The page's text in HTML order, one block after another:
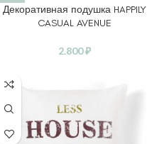
Декоративная подушка HAPPILY
CASUAL AVENUE
2.800₽